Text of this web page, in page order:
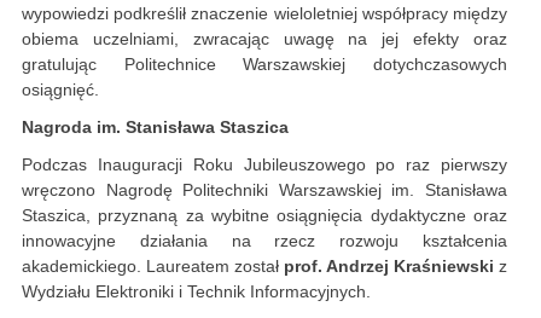
wypowiedzi podkreślił znaczenie wieloletniej współpracy między
obiema uczelniami, zwracając uwagę na jej efekty oraz
gratulując Politechnice Warszawskiej dotychczasowych
osiągnięć.
Nagroda im. Stanisława Staszica
Podczas Inauguracji Roku Jubileuszowego po raz pierwszy
wręczono Nagrodę Politechniki Warszawskiej im. Stanisława
Staszica, przyznaną za wybitne osiągnięcia dydaktyczne oraz
innowacyjne działania na rzecz rozwoju kształcenia
akademickiego. Laureatem został prof. Andrzej Kraśniewski z
Wydziału Elektroniki i Technik Informacyjnych.